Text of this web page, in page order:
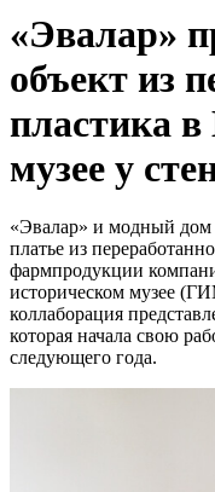
«Эвалар»
объект из
пластика
музее у
«Эвалар» и модный дом
платье из
фармпродукции
историческом музее
коллаборация
которая начала свою
следующего года.